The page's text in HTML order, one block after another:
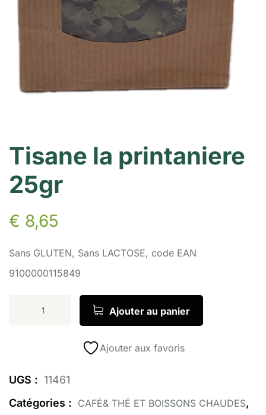
Tisane la printaniere
25gr
€ 8,65
Sans GLUTEN, Sans LACTOSE, code EAN
9100000115849
Ajouter au panier
Ajouter aux favoris
UGS : 11461
Catégories : CAFÉ& THÉ ET BOISSONS CHAUDES,